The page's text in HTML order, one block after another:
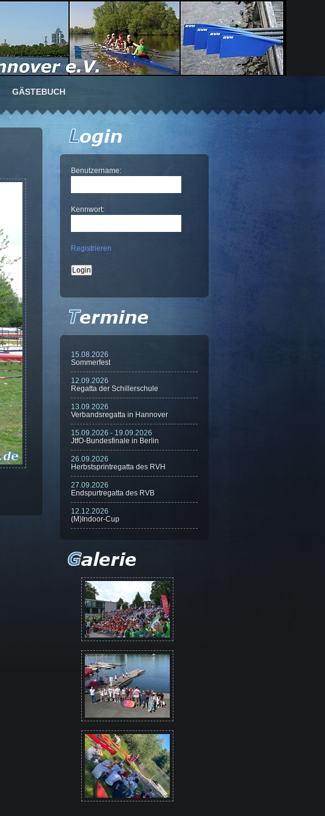
GÄSTEBUCH
Benutzername:
Kennwort:
Registrieren
15.08.2026
Sommerfest
12.09.2026
Regatta der Schillerschule
13.09.2026
Verbandsregatta in Hannover
15.09.2026 - 19.09.2026
JtfO-Bundesfinale in Berlin
26.09.2026
Herbstsprintregatta des RVH
27.09.2026
Endspurtregatta des RVB
12.12.2026
(M)Indoor-Cup